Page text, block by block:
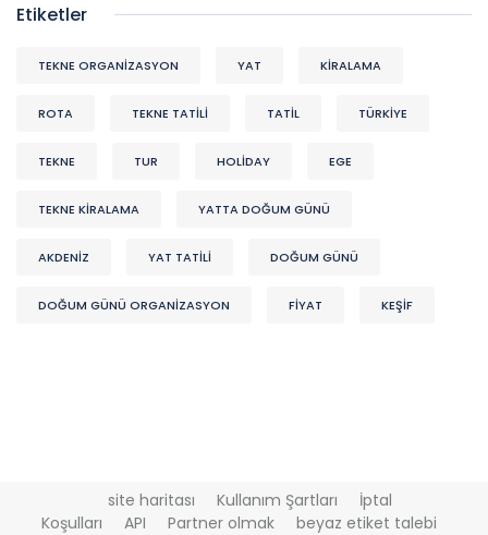
Etiketler
TEKNE ORGANIZASYON YAT KİRALAMA
ROTA TEKNE TATİLİ TATİL TÜRKİYE
TEKNE TUR HOLİDAY EGE
TEKNE KİRALAMA YATTA DOĞUM GÜNÜ
AKDENIZ YAT TATİLİ DOĞUM GÜNÜ
DOĞUM GÜNÜ ORGANIZASYON FİYAT KEŞIF
site haritası Kullanım Şartları
İptal
Koşulları
API Partner olmak beyaz etiket talebi